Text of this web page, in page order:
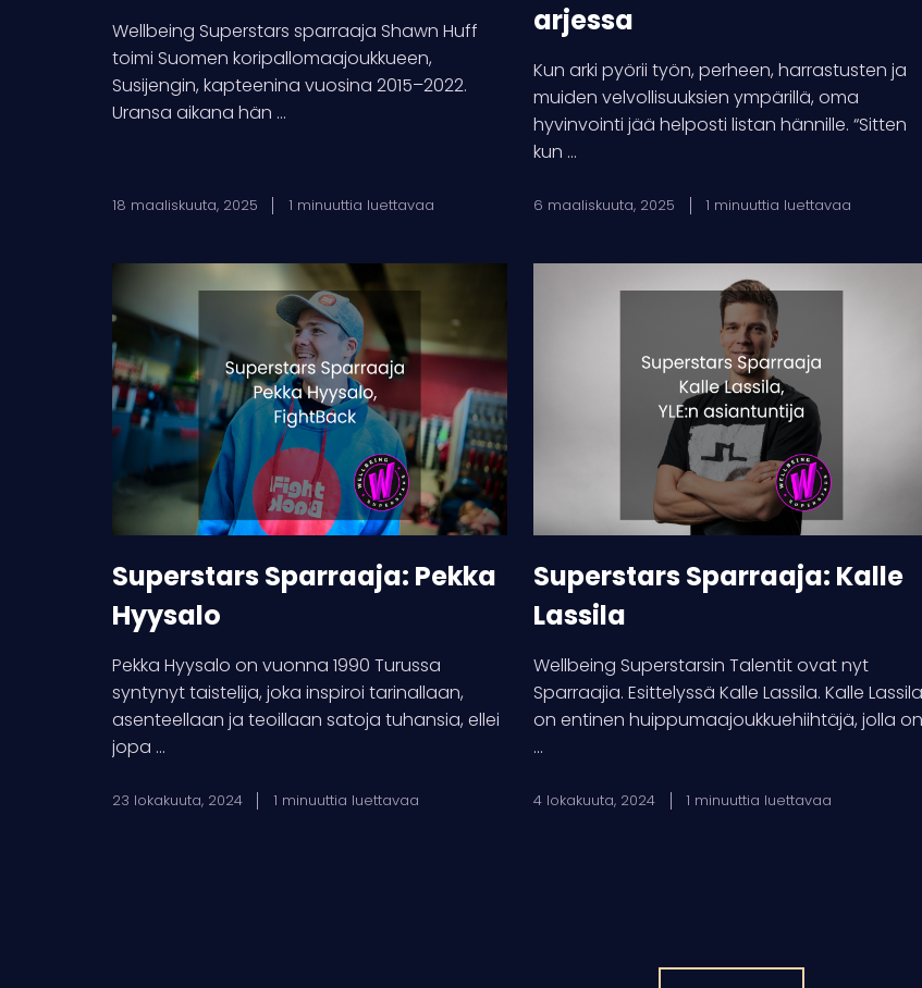
Wellbeing Superstars sparraaja Shawn Huff
toimi Suomen koripallomaajoukkueen,
Susijengin, kapteenina vuosina 2015–2022.
Uransa aikana hän ...
18 maaliskuuta, 2025 1 minuuttia luettavaa
arjessa
Kun arki pyörii työn, perheen, harrastusten ja
muiden velvollisuuksien ympärillä, oma
hyvinvointi jää helposti listan hännille. “Sitten
kun ...
6 maaliskuuta, 2025 1 minuuttia luettavaa
Sparraaja:
Pekka
Hyysalo
Superstars Sparraaja: Pekka
Hyysalo
Pekka Hyysalo on vuonna 1990 Turussa
syntynyt taistelija, joka inspiroi tarinallaan,
asenteellaan ja teoillaan satoja tuhansia, ellei
jopa ...
23 lokakuuta, 2024 1 minuuttia luettavaa
Superstars Sparraaja: Kalle
Lassila
Wellbeing Superstarsin Talentit ovat nyt
Sparraajia. Esittelyssä Kalle Lassila. Kalle Lassila
on entinen huippumaajoukkuehiihtäjä, jolla on
...
4 lokakuuta, 2024 1 minuuttia luettavaa